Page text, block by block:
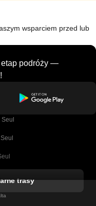
wsparciem przed lub
etap podróży —
trasy